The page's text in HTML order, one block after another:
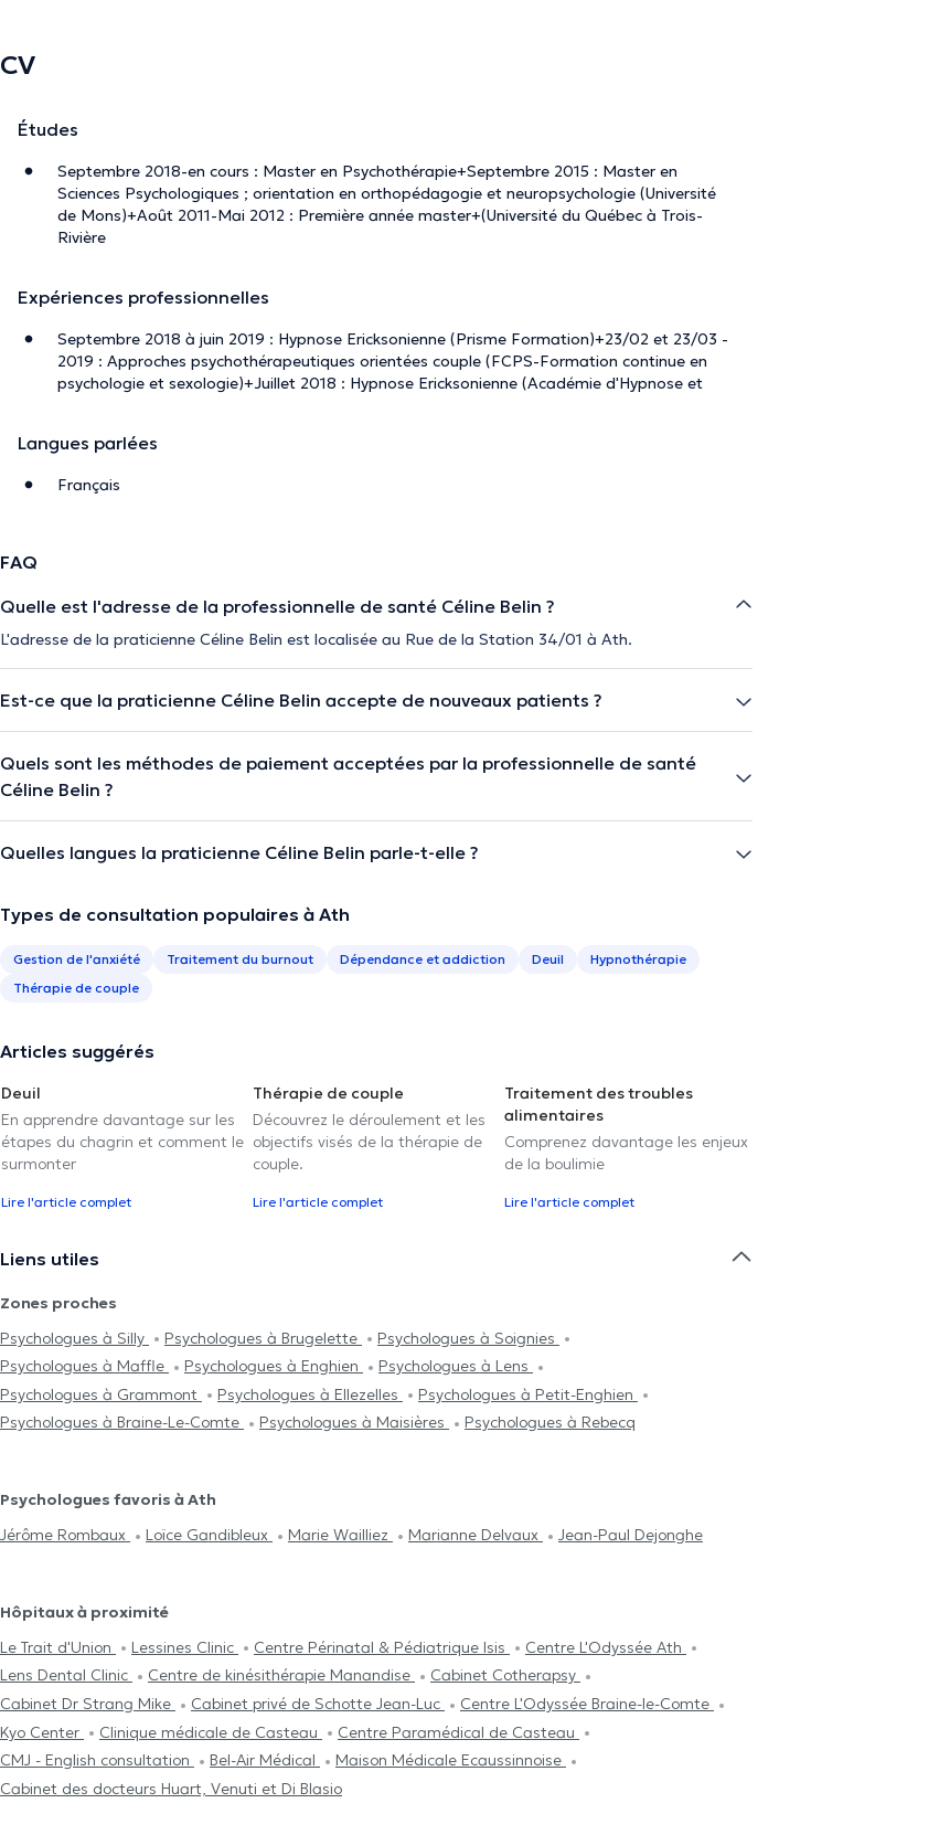
CV
Études
Septembre 2018-en cours : Master en Psychothérapie+Septembre 2015 : Master en
Sciences Psychologiques ; orientation en orthopédagogie et neuropsychologie (Université
de Mons)+Août 2011-Mai 2012 : Première année master+(Université du Québec à Trois-
Rivière
Expériences professionnelles
Septembre 2018 à juin 2019 : Hypnose Ericksonienne (Prisme Formation)+23/02 et 23/03 -
2019 : Approches psychothérapeutiques orientées couple (FCPS-Formation continue en
psychologie et sexologie)+Juillet 2018 : Hypnose Ericksonienne (Académie d'Hypnose et
Langues parlées
Français
FAQ
Quelle est l'adresse de la professionnelle de santé Céline Belin ?
L'adresse de la praticienne Céline Belin est localisée au Rue de la Station 34/01 à Ath.
Est-ce que la praticienne Céline Belin accepte de nouveaux patients ?
Quels sont les méthodes de paiement acceptées par la professionnelle de santé
Céline Belin ?
Quelles langues la praticienne Céline Belin parle-t-elle ?
Types de consultation populaires à Ath
Gestion de l'anxiété Traitement du burnout Dépendance et addiction Deuil
Hypnothérapie
Thérapie de couple
Articles suggérés
Deuil
En apprendre davantage sur les
étapes du chagrin et comment le
surmonter
Lire l'article complet
Thérapie de couple
Découvrez le déroulement et les
objectifs visés de la thérapie de
couple.
Lire l'article complet
Traitement des troubles
alimentaires
Comprenez davantage les enjeux
de la boulimie
Lire l'article complet
Liens utiles
Zones proches
Psychologues à Silly
Psychologues à Brugelette
Psychologues à Soignies
Psychologues à Maffle
Psychologues à Enghien
Psychologues à Lens
Psychologues à Grammont
Psychologues à Ellezelles
Psychologues à Petit-Enghien
Psychologues à Braine-Le-Comte
Psychologues à Maisières Psychologues à Rebecq
Psychologues favoris à Ath
Jérôme Rombaux
Loïce Gandibleux Marie Wailliez Marianne Delvaux Jean-Paul Dejonghe
Hôpitaux à proximité
Le Trait d'Union
Lessines Clinic Centre Périnatal & Pédiatrique Isis
Centre L'Odyssée Ath
Lens Dental Clinic
Centre de kinésithérapie Manandise
Cabinet Cotherapsy
Cabinet Dr Strang Mike
Cabinet privé de Schotte Jean-Luc
Centre L'Odyssée Braine-le-Comte
Kyo Center
Clinique médicale de Casteau
Centre Paramédical de Casteau
CMJ - English consultation
Bel-Air Médical
Maison Médicale Ecaussinnoise
Cabinet des docteurs Huart, Venuti et Di Blasio